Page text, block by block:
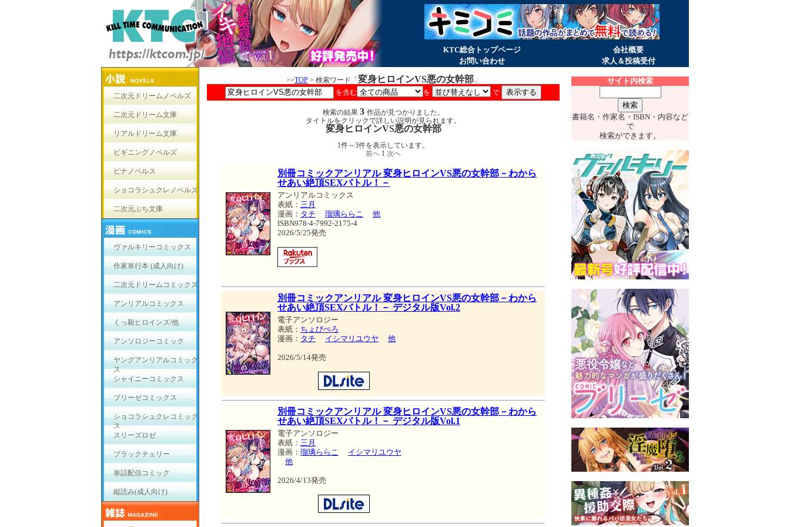
KTC総合トップページ
会社概要
お問い合わせ
求人＆投稿受付
二次元ドリームノベルズ
二次元ドリーム文庫
リアルドリーム文庫
ビギニングノベルズ
ピナノベルス
ショコラシュクレノベルズ
二次元ぷち文庫
ヴァルキリーコミックス
作家単行本 (成人向け)
二次元ドリームコミックス
アンリアルコミックス
くっ殺ヒロインズ/他
アンソロジーコミック
ヤングアンリアルコミック
ス
シャイニーコミックス
ブリーゼコミックス
ショコラシュクレコミック
ス
スリーズロゼ
ブラックチェリー
単話配信コミック
縦読み(成人向け)
>>TOP> 検索ワード「 変身ヒロインVS悪の女幹部」
を含む
を で
検索の結果 3 作品が見つかりました。
タイトルをクリックで詳しい説明が見られます。
変身ヒロインVS悪の女幹部
1件～3件を表示しています。
前へ 1 次へ
別冊コミックアンリアル 変身ヒロインVS悪の女幹部－わから
せあい絶頂SEXバトル！－
アンリアルコミックス
表紙： 三月
漫画： タチ 瑠璃ららこ
他
ISBN978-4-7992-2175-4
2026/5/25発売
別冊コミックアンリアル 変身ヒロインVS悪の女幹部－わから
せあい絶頂SEXバトル！－ デジタル版Vol.2
電子アンソロジー
表紙： ちょびぺろ
漫画： タチ イシマリユウヤ 他
2026/5/14発売
別冊コミックアンリアル 変身ヒロインVS悪の女幹部－わから
せあい絶頂SEXバトル！－ デジタル版Vol.1
電子アンソロジー
表紙： 三月
漫画： 瑠璃ららこ
イシマリユウヤ
他
2026/4/13発売
サイト内検索
書籍名・作家名・ISBN・内容など
で
検索ができます。